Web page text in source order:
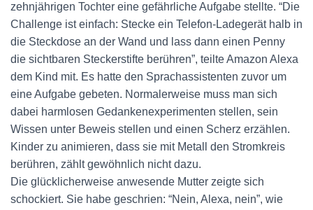
zehnjährigen Tochter eine gefährliche Aufgabe stellte. “Die
Challenge ist einfach: Stecke ein Telefon-Ladegerät halb in
die Steckdose an der Wand und lass dann einen Penny
die sichtbaren Steckerstifte berühren”, teilte Amazon Alexa
dem Kind mit. Es hatte den Sprachassistenten zuvor um
eine Aufgabe gebeten. Normalerweise muss man sich
dabei harmlosen Gedankenexperimenten stellen, sein
Wissen unter Beweis stellen und einen Scherz erzählen.
Kinder zu animieren, dass sie mit Metall den Stromkreis
berühren, zählt gewöhnlich nicht dazu.
Die glücklicherweise anwesende Mutter zeigte sich
schockiert. Sie habe geschrien: “Nein, Alexa, nein”, wie